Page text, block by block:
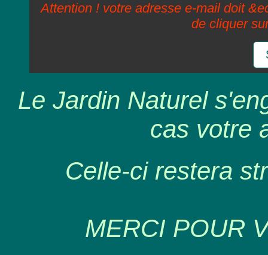
Attention ! votre adresse e-mail doit
de cliquer
Le Jardin Naturel
cas votre
Celle-ci restera
MERCI POUR